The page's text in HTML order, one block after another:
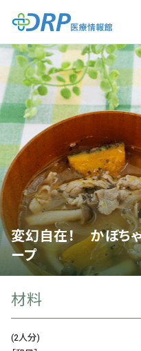
最新の注目記事
栄養健康レシピ
医療系学生記事
健康川柳
DRP医療情報館とは?
お知らせ
変幻自在！ かぼち
ープ
材料
(2人分)